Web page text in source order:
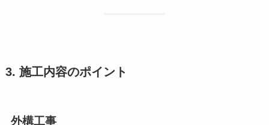
3. 施工内容のポイント
外構工事